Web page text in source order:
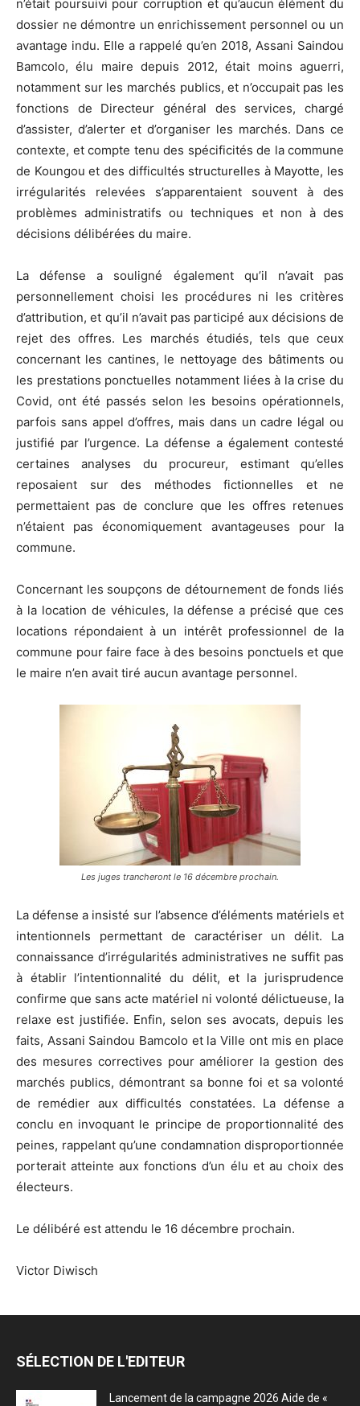
n’était poursuivi pour corruption et qu’aucun élément du
dossier ne démontre un enrichissement personnel ou un
avantage indu. Elle a rappelé qu’en 2018, Assani Saindou
Bamcolo, élu maire depuis 2012, était moins aguerri,
notamment sur les marchés publics, et n’occupait pas les
fonctions de Directeur général des services, chargé
d’assister, d’alerter et d’organiser les marchés. Dans ce
contexte, et compte tenu des spécificités de la commune
de Koungou et des difficultés structurelles à Mayotte, les
irrégularités relevées s’apparentaient souvent à des
problèmes administratifs ou techniques et non à des
décisions délibérées du maire.
La défense a souligné également qu’il n’avait pas
personnellement choisi les procédures ni les critères
d’attribution, et qu’il n’avait pas participé aux décisions de
rejet des offres. Les marchés étudiés, tels que ceux
concernant les cantines, le nettoyage des bâtiments ou
les prestations ponctuelles notamment liées à la crise du
Covid, ont été passés selon les besoins opérationnels,
parfois sans appel d’offres, mais dans un cadre légal ou
justifié par l’urgence. La défense a également contesté
certaines analyses du procureur, estimant qu’elles
reposaient sur des méthodes fictionnelles et ne
permettaient pas de conclure que les offres retenues
n’étaient pas économiquement avantageuses pour la
commune.
Concernant les soupçons de détournement de fonds liés
à la location de véhicules, la défense a précisé que ces
locations répondaient à un intérêt professionnel de la
commune pour faire face à des besoins ponctuels et que
le maire n’en avait tiré aucun avantage personnel.
Les juges trancheront le 16 décembre prochain.
La défense a insisté sur l’absence d’éléments matériels et
intentionnels permettant de caractériser un délit. La
connaissance d’irrégularités administratives ne suffit pas
à établir l’intentionnalité du délit, et la jurisprudence
confirme que sans acte matériel ni volonté délictueuse, la
relaxe est justifiée. Enfin, selon ses avocats, depuis les
faits, Assani Saindou Bamcolo et la Ville ont mis en place
des mesures correctives pour améliorer la gestion des
marchés publics, démontrant sa bonne foi et sa volonté
de remédier aux difficultés constatées. La défense a
conclu en invoquant le principe de proportionnalité des
peines, rappelant qu’une condamnation disproportionnée
porterait atteinte aux fonctions d’un élu et au choix des
électeurs.
Le délibéré est attendu le 16 décembre prochain.
Victor Diwisch
SÉLECTION DE L'EDITEUR
Lancement de la campagne 2026 Aide de «